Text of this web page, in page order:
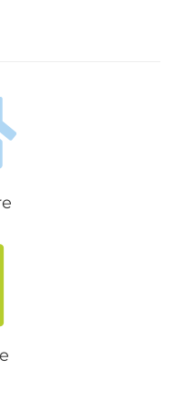
passaggio tra
incontrate
e quella te...